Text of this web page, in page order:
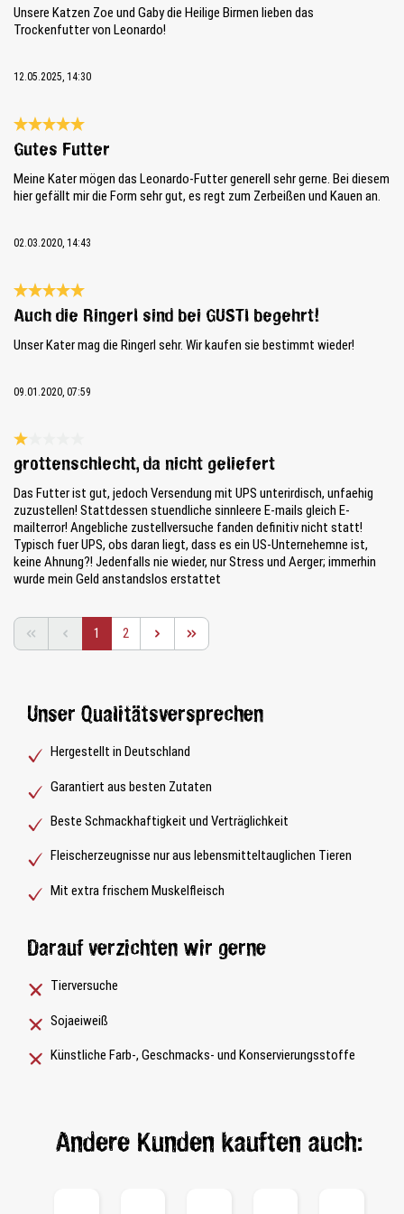
Unsere Katzen Zoe und Gaby die Heilige Birmen lieben das
Trockenfutter von Leonardo!
12.05.2025, 14:30
Bewertung mit 5 von 5 Sternen
Gutes Futter
Meine Kater mögen das Leonardo-Futter generell sehr gerne. Bei diesem
hier gefällt mir die Form sehr gut, es regt zum Zerbeißen und Kauen an.
02.03.2020, 14:43
Bewertung mit 5 von 5 Sternen
Auch die Ringerl sind bei GUSTI begehrt!
Unser Kater mag die Ringerl sehr. Wir kaufen sie bestimmt wieder!
09.01.2020, 07:59
Bewertung mit 1 von 5 Sternen
grottenschlecht, da nicht geliefert
Das Futter ist gut, jedoch Versendung mit UPS unterirdisch, unfaehig
zuzustellen! Stattdessen stuendliche sinnleere E-mails gleich E-
mailterror! Angebliche zustellversuche fanden definitiv nicht statt!
Typisch fuer UPS, obs daran liegt, dass es ein US-Unternehemne ist,
keine Ahnung?! Jedenfalls nie wieder, nur Stress und Aerger; immerhin
wurde mein Geld anstandslos erstattet
Seite
1 Seite
2
Unser Qualitätsversprechen
Hergestellt in Deutschland
Garantiert aus besten Zutaten
Beste Schmackhaftigkeit und Verträglichkeit
Fleischerzeugnisse nur aus lebensmitteltauglichen Tieren
Mit extra frischem Muskelfleisch
Darauf verzichten wir gerne
Tierversuche
Sojaeiweiß
Künstliche Farb-, Geschmacks- und Konservierungsstoffe
Andere Kunden kauften auch: